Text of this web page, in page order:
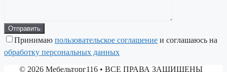
Принимаю пользовательское соглашение и соглашаюсь на
обработку персональных данных
© 2026 Мебельторг116 • ВСЕ ПРАВА ЗАЩИЩЕНЫ